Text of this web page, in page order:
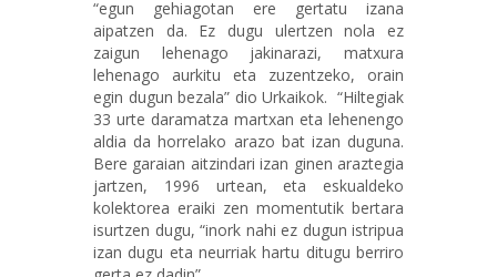
“egun gehiagotan ere gertatu izana
aipatzen da. Ez dugu ulertzen nola ez
zaigun lehenago jakinarazi, matxura
lehenago aurkitu eta zuzentzeko, orain
egin dugun bezala” dio Urkaikok. “Hiltegiak
33 urte daramatza martxan eta lehenengo
aldia da horrelako arazo bat izan duguna.
Bere garaian aitzindari izan ginen araztegia
jartzen, 1996 urtean, eta eskualdeko
kolektorea eraiki zen momentutik bertara
isurtzen dugu, “inork nahi ez dugun istripua
izan dugu eta neurriak hartu ditugu berriro